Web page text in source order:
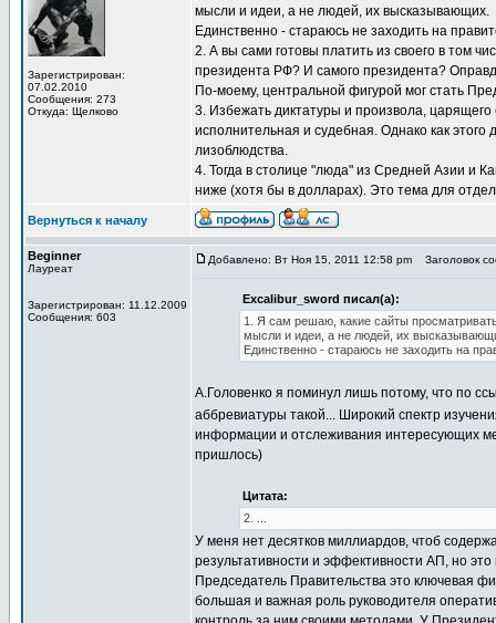
Зарегистрирован:
07.02.2010
Сообщения: 273
Откуда: Щелково
мысли и идеи, а не людей, их высказывающих.
Единственно - стараюсь не заходить на
2. А вы сами готовы платить из своего в том
президента РФ? И самого президента?
По-моему, центральной фигурой мог стать
3. Избежать диктатуры и произвола,
исполнительная и судебная. Однако как
лизоблюдства.
4. Тогда в столице "люда" из Средней Азии и
ниже (хотя бы в долларах). Это тема для
Вернуться к началу
Beginner
Лауреат
Зарегистрирован: 11.12.2009
Сообщения: 603
Добавлено: Вт Ноя 15, 2011 12:58 pm Заголовок
Excalibur_sword писал(а):
1. Я сам решаю, какие сайты
мысли и идеи, а не людей, их
Единственно - стараюсь не заходить на
А.Головенко я поминул лишь потому, что по
аббревиатуры такой... Широкий спектр
информации и отслеживания интересующих
пришлось)
Цитата:
2. ...
У меня нет десятков миллиардов, чтоб
результативности и эффективности АП, но
Председатель Правительства это ключевая
большая и важная роль руководителя